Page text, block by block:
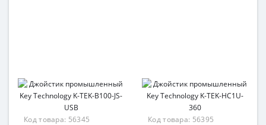
Код товара: 56345
Код товара: 56395